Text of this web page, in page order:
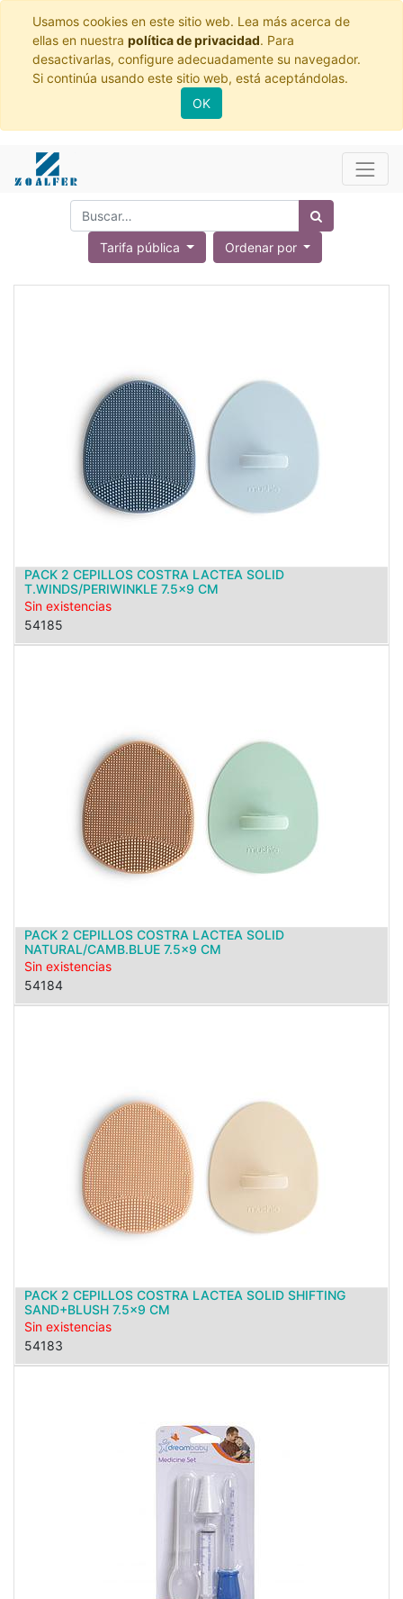
Usamos cookies en este sitio web. Lea más acerca de
ellas en nuestra política de privacidad. Para
desactivarlas, configure adecuadamente su navegador.
Si continúa usando este sitio web, está aceptándolas.
OK
Tarifa pública Ordenar por
PACK 2 CEPILLOS COSTRA LACTEA SOLID
T.WINDS/PERIWINKLE 7.5x9 CM
Sin existencias
54185
PACK 2 CEPILLOS COSTRA LACTEA SOLID
NATURAL/CAMB.BLUE 7.5x9 CM
Sin existencias
54184
PACK 2 CEPILLOS COSTRA LACTEA SOLID SHIFTING
SAND+BLUSH 7.5x9 CM
Sin existencias
54183